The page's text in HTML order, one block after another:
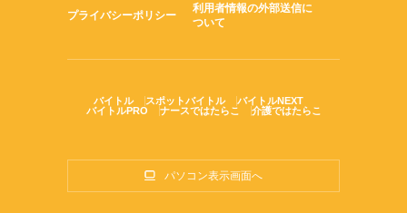
プライバシーポリシー
利用者情報の外部送信に
ついて
バイトル スポットバイトル
バイトルNEXT
バイトルPRO
ナースではたらこ 介護ではたらこ
パソコン表示画面へ